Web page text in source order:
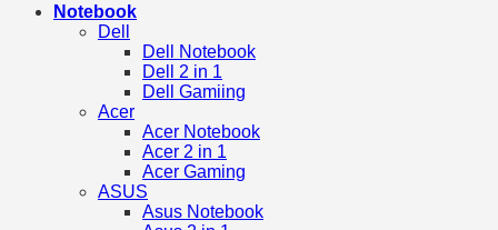
Notebook
Dell
Dell Notebook
Dell 2 in 1
Dell Gamiing
Acer
Acer Notebook
Acer 2 in 1
Acer Gaming
ASUS
Asus Notebook